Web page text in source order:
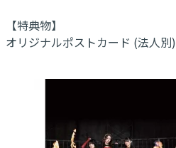
【特典物】
オリジナルポストカード (法人別)